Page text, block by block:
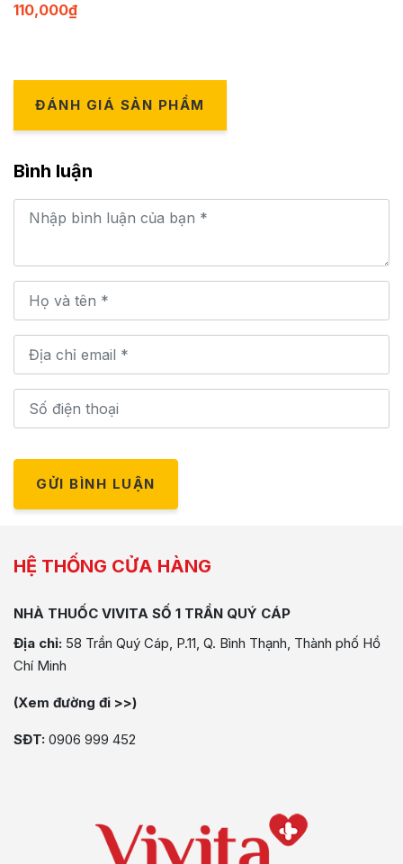
110,000₫
ĐÁNH GIÁ SẢN PHẨM
Bình luận
GỬI BÌNH LUẬN
HỆ THỐNG CỬA HÀNG
NHÀ THUỐC VIVITA SỐ 1 TRẦN QUÝ CÁP
Địa chỉ: 58 Trần Quý Cáp, P.11, Q. Bình Thạnh, Thành phố Hồ
Chí Minh
(Xem đường đi >>)
SĐT: 0906 999 452